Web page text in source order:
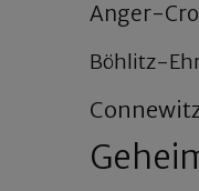
Anger-
Böhlitz-